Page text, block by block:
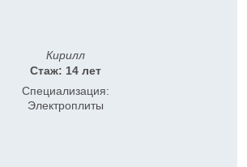
Кирилл
Стаж: 14 лет
Специализация:
Электроплиты